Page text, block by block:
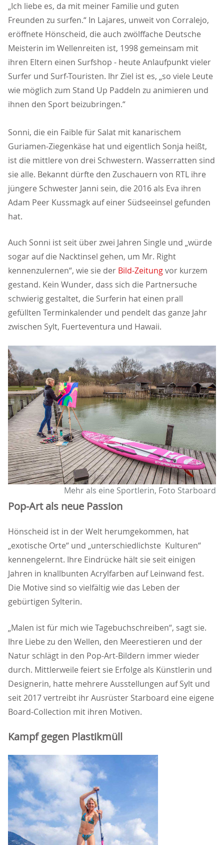
Ich liebe es, da mit meiner Familie und guten
Freunden zu surfen.“ In Lajares, unweit von Corralejo,
eröffnete Hönscheid, die auch zwölffache Deutsche
Meisterin im Wellenreiten ist, 1998 gemeinsam mit
ihren Eltern einen Surfshop - heute Anlaufpunkt vieler
Surfer und Surf-Touristen. Ihr Ziel ist es, „so viele Leute
wie möglich zum Stand Up Paddeln zu animieren und
ihnen den Sport beizubringen.“
Sonni, die ein Faible für Salat mit kanarischem
Guriamen-Ziegenkäse hat und eigentlich Sonja heißt,
ist die mittlere von drei Schwestern. Wasserratten sind
sie alle. Bekannt dürfte den Zuschauern von RTL ihre
jüngere Schwester Janni sein, die 2016 als Eva ihren
Adam Peer Kussmagk auf einer Südseeinsel gefunden
hat.
Auch Sonni ist seit über zwei Jahren Single und „würde
sogar auf die Nacktinsel gehen, um Mr. Right
kennenzulernen“, wie sie der Bild-Zeitungvor kurzem
gestand. Kein Wunder, dass sich die Partnersuche
schwierig gestaltet, die Surferin hat einen prall
gefüllten Terminkalender und pendelt das ganze Jahr
zwischen Sylt, Fuerteventura und Hawaii.
Mehr als eine Sportlerin, Foto Starboard
Pop-Art als neue Passion
Hönscheid ist in der Welt herumgekommen, hat
exotische Orte“ und „unterschiedlichste Kulturen“
kennengelernt. Ihre Eindrücke hält sie seit einigen
Jahren in knallbunten Acrylfarben auf Leinwand fest.
Die Motive sind so vielfältig wie das Leben der
gebürtigen Sylterin.
Malen ist für mich wie Tagebuchschreiben“, sagt sie.
Ihre Liebe zu den Wellen, den Meerestieren und der
Natur schlägt in den Pop-Art-Bildern immer wieder
durch. Mittlerweile feiert sie Erfolge als Künstlerin und
Designerin, hatte mehrere Ausstellungen auf Sylt und
seit 2017 vertreibt ihr Ausrüster Starboard eine eigene
Board-Collection mit ihren Motiven.
Kampf gegen Plastikmüll